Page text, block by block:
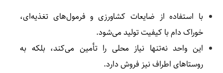
با استفاده از ضایعات کشاورزی و فرمول‌های تغذیه‌ای،
خوراک دام با کیفیت تولید می‌شود.
این واحد نه‌تنها نیاز محلی را تأمین می‌کند، بلکه به
روستاهای اطراف نیز فروش دارد.